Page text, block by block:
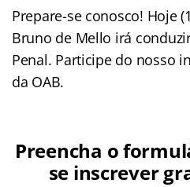
Prepare-se conosco! Hoje
Bruno de Mello irá
Penal. Participe do nosso
da OAB.
Preencha o
se inscrever